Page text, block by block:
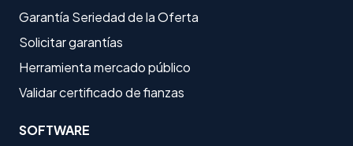
Garantía Seriedad de la Oferta
Solicitar garantías
Herramienta mercado público
Validar certificado de fianzas
SOFTWARE